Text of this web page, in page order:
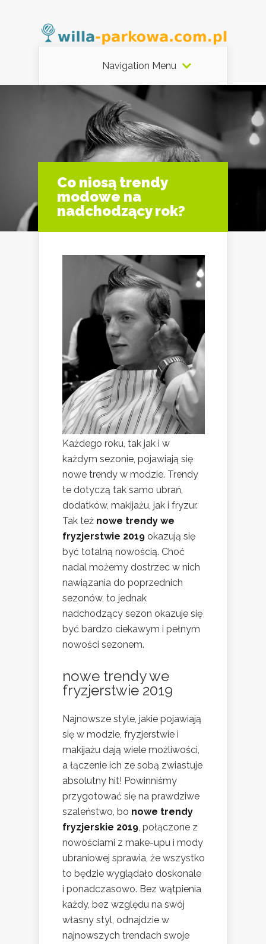
Navigation Menu
Co niosą trendy
modowe na
nadchodzący rok?
Każdego roku, tak jak i w
każdym sezonie, pojawiają się
nowe trendy w modzie. Trendy
te dotyczą tak samo ubrań,
dodatków, makijażu, jak i fryzur.
Tak też nowe trendy we
fryzjerstwie 2019 okazują się
być totalną nowością. Choć
nadal możemy dostrzec w nich
nawiązania do poprzednich
sezonów, to jednak
nadchodzący sezon okazuje się
być bardzo ciekawym i pełnym
nowości sezonem.
nowe trendy we
fryzjerstwie 2019
Najnowsze style, jakie pojawiają
się w modzie, fryzjerstwie i
makijażu dają wiele możliwości,
a łączenie ich ze sobą zwiastuje
absolutny hit! Powinniśmy
przygotować się na prawdziwe
szaleństwo, bo nowe trendy
fryzjerskie 2019, połączone z
nowościami z make-upu i mody
ubraniowej sprawia, że wszystko
to będzie wyglądało doskonale
i ponadczasowo. Bez wątpienia
każdy, bez względu na swój
własny styl, odnajdzie w
najnowszych trendach swoje